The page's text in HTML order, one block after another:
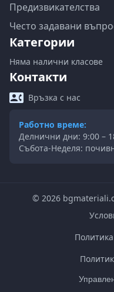
Предизвикателства
Често задавани
Категории
Няма налични класове
Контакти
Връзка с нас
Работно време:
Делнични дни: 9:00 –
Събота-Неделя:
© 2026